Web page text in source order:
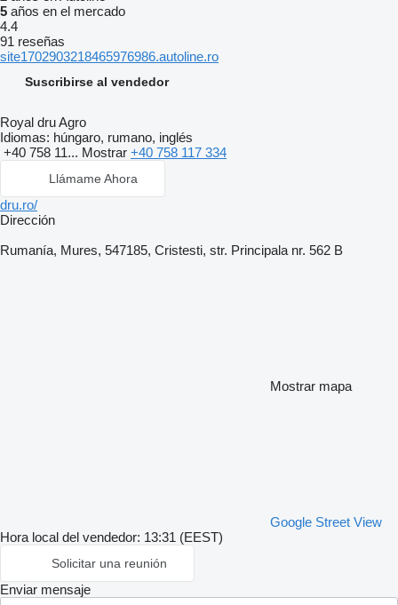
5 años en el mercado
4.4
91 reseñas
site1702903218465976986.autoline.ro
Suscribirse al vendedor
Royal dru Agro
Idiomas: húngaro, rumano, inglés
+40 758 11... Mostrar +40 758 117 334
Llámame Ahora
dru.ro/
Dirección
Rumanía, Mures, 547185, Cristesti, str. Principala nr. 562 B
Mostrar mapa
Google Street View
Hora local del vendedor: 13:31 (EEST)
Solicitar una reunión
Enviar mensaje